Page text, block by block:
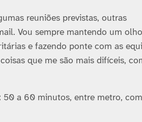
reuniões previstas, outras
Vou sempre mantendo um
e fazendo ponte com as
que me são mais difí­ceis,
50 a 60 minutos, entre metro,